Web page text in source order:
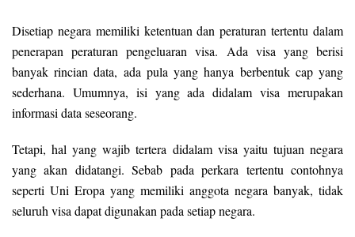
Disetiap negara memiliki ketentuan dan peraturan tertentu dalam
penerapan peraturan pengeluaran visa. Ada visa yang berisi
banyak rincian data, ada pula yang hanya berbentuk cap yang
sederhana. Umumnya, isi yang ada didalam visa merupakan
informasi data seseorang.
Tetapi, hal yang wajib tertera didalam visa yaitu tujuan negara
yang akan didatangi. Sebab pada perkara tertentu contohnya
seperti Uni Eropa yang memiliki anggota negara banyak, tidak
seluruh visa dapat digunakan pada setiap negara.